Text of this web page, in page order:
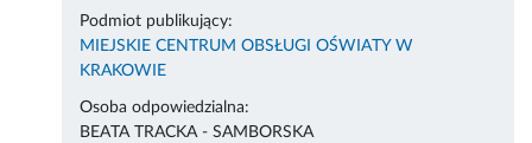
Podmiot publikujący:
MIEJSKIE CENTRUM OBSŁUGI OŚWIATY W
KRAKOWIE
Osoba odpowiedzialna:
BEATA TRACKA - SAMBORSKA